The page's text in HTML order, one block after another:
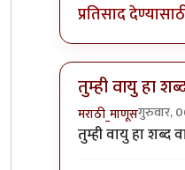
प्रतिसाद
तुम्ही वायु हा
मराठी_माणूसगुरुवार,
In reply to१)
तुम्ही वायु हा शब्द